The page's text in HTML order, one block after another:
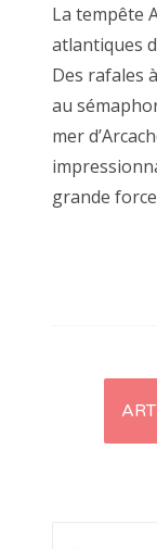
La tempête
atlantiques
Des rafales
au
mer
grande
des